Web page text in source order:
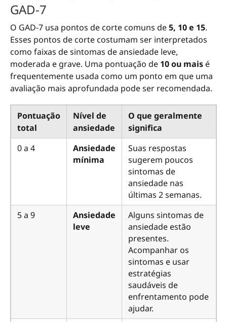
GAD-7
O GAD-7 usa pontos de corte comuns de5, 10 e 15.
Esses pontos de corte costumam ser interpretados
como faixas de sintomas de ansiedade leve,
moderada e grave. Uma pontuação de 10 ou mais é
frequentemente usada como um ponto em que uma
avaliação mais aprofundada pode ser recomendada.
Pontuação
total
Nível de
ansiedade
O que geralmente
significa
0 a 4
Ansiedade
mínima
Suas respostas
sugerem poucos
sintomas de
ansiedade nas
últimas 2 semanas.
5 a 9
Ansiedade
leve
Alguns sintomas de
ansiedade estão
presentes.
Acompanhar os
sintomas e usar
estratégias
saudáveis de
enfrentamento pode
ajudar.